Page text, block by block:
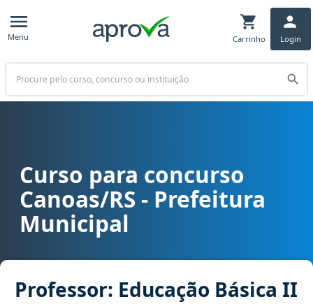
Menu Carrinho Login
Buscar
Curso para concurso Canoas/RS - Prefeitura Municipal cargo
Curso para concurso
Canoas/RS - Prefeitura
Municipal
Professor: Educação Básica II